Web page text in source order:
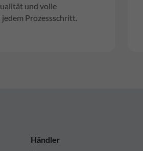
und volle
jedem Prozessschritt.
Händler